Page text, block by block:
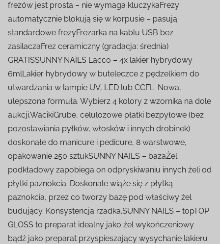
frezów jest prosta – nie wymaga kluczykaFrezy
automatycznie blokują się w korpusie – pasują
standardowe frezyFrezarka na kablu USB bez
zasilaczaFrez ceramiczny (gradacja: średnia)
GRATISSUNNY NAILS Lacco – 4x lakier hybrydowy
6mlLakier hybrydowy w buteleczce z pędzelkiem do
utwardzania w lampie UV, LED lub CCFL. Nowa,
ulepszona formuła. Wybierz 4 kolory z wzornika na dole
aukcji.WacikiGrube, celulozowe płatki bezpyłowe (bez
pozostawiania pyłków, włosków i innych drobinek)
doskonałe do manicure i pedicure, 8 warstwowe,
opakowanie 250 sztukSUNNY NAILS – bazaŻel
podkładowy zapobiega on odpryskiwaniu innych żeli od
płytki paznokcia. Doskonale wiąże się z płytką
paznokcia, przez co tworzy bazę pod właściwy żel
budujący. Konsystencja rzadka.SUNNY NAILS – topTOP
GLOSS to preparat idealny jako żel wykończeniowy
bądź jako preparat przyspieszający wysychanie lakieru